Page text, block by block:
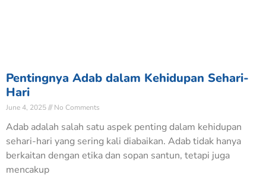
Pentingnya Adab dalam Kehidupan Sehari-
Hari
June 4, 2025 No Comments
Adab adalah salah satu aspek penting dalam kehidupan
sehari-hari yang sering kali diabaikan. Adab tidak hanya
berkaitan dengan etika dan sopan santun, tetapi juga
mencakup